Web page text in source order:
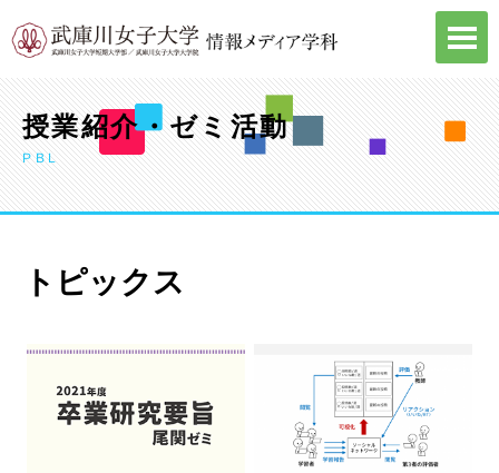
授業紹介・ゼミ活動
PBL
トピックス